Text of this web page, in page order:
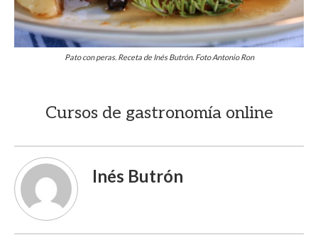
Pato con peras. Receta de Inés Butrón. Foto Antonio Ron
Cursos de gastronomía online
Inés Butrón